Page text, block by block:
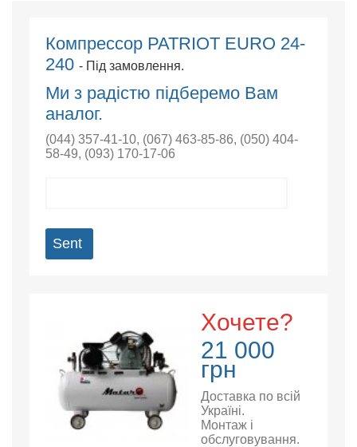
Компрессор PATRIOT EURO 24-
240 - Під замовлення.
Ми з радістю підберемо Вам
аналог.
(044) 357-41-10, (067) 463-85-86, (050) 404-
58-49, (093) 170-17-06
Sent
Хочете?
21 000
грн
Доставка по всій
Україні.
Монтаж і
обслуговування.